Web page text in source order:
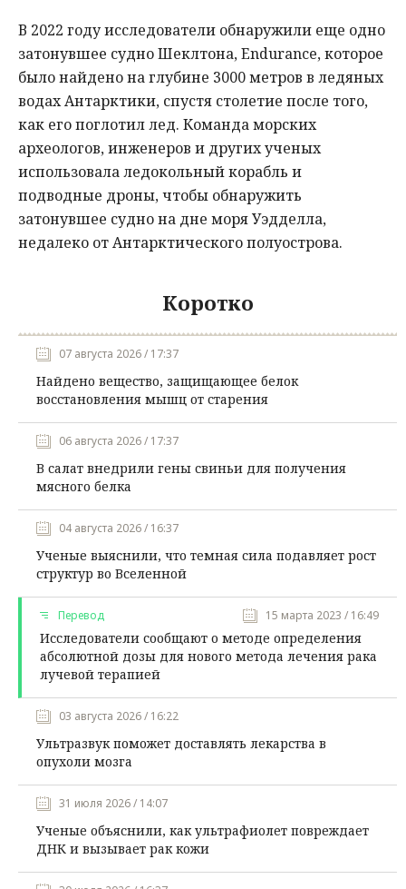
В 2022 году исследователи обнаружили еще одно
затонувшее судно Шеклтона, Endurance, которое
было найдено на глубине 3000 метров в ледяных
водах Антарктики, спустя столетие после того,
как его поглотил лед. Команда морских
археологов, инженеров и других ученых
использовала ледокольный корабль и
подводные дроны, чтобы обнаружить
затонувшее судно на дне моря Уэдделла,
недалеко от Антарктического полуострова.
Коротко
07 августа 2026 / 17:37
Найдено вещество, защищающее белок
восстановления мышц от старения
06 августа 2026 / 17:37
В салат внедрили гены свиньи для получения
мясного белка
04 августа 2026 / 16:37
Ученые выяснили, что темная сила подавляет рост
структур во Вселенной
Перевод 15 марта 2023 / 16:49
Исследователи сообщают о методе определения
абсолютной дозы для нового метода лечения рака
лучевой терапией
03 августа 2026 / 16:22
Ультразвук поможет доставлять лекарства в
опухоли мозга
31 июля 2026 / 14:07
Ученые объяснили, как ультрафиолет повреждает
ДНК и вызывает рак кожи